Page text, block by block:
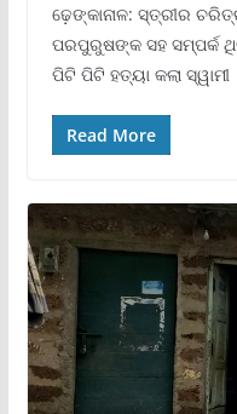
ଢ଼େଙ୍କାନାଳ: ସ୍ତ୍ରୀର
ପରପୁରୁଷଙ୍କ ସହ ସମ୍ପର୍କ
ପିଟି ପିଟି ହତ୍ୟା କଲା ସ୍ୱାମୀ
Read More